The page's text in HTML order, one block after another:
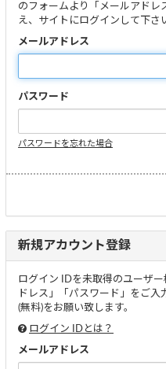
のフォームより「メールアドレ
え、サイトにログインして下さ
メールアドレス
パスワード
パスワードを忘れた場合
新規アカウント登録
ログイン IDを未取得のユーザ
ドレス」「パスワード」をご
(無料)をお願い致します。
ログイン IDとは？
メールアドレス